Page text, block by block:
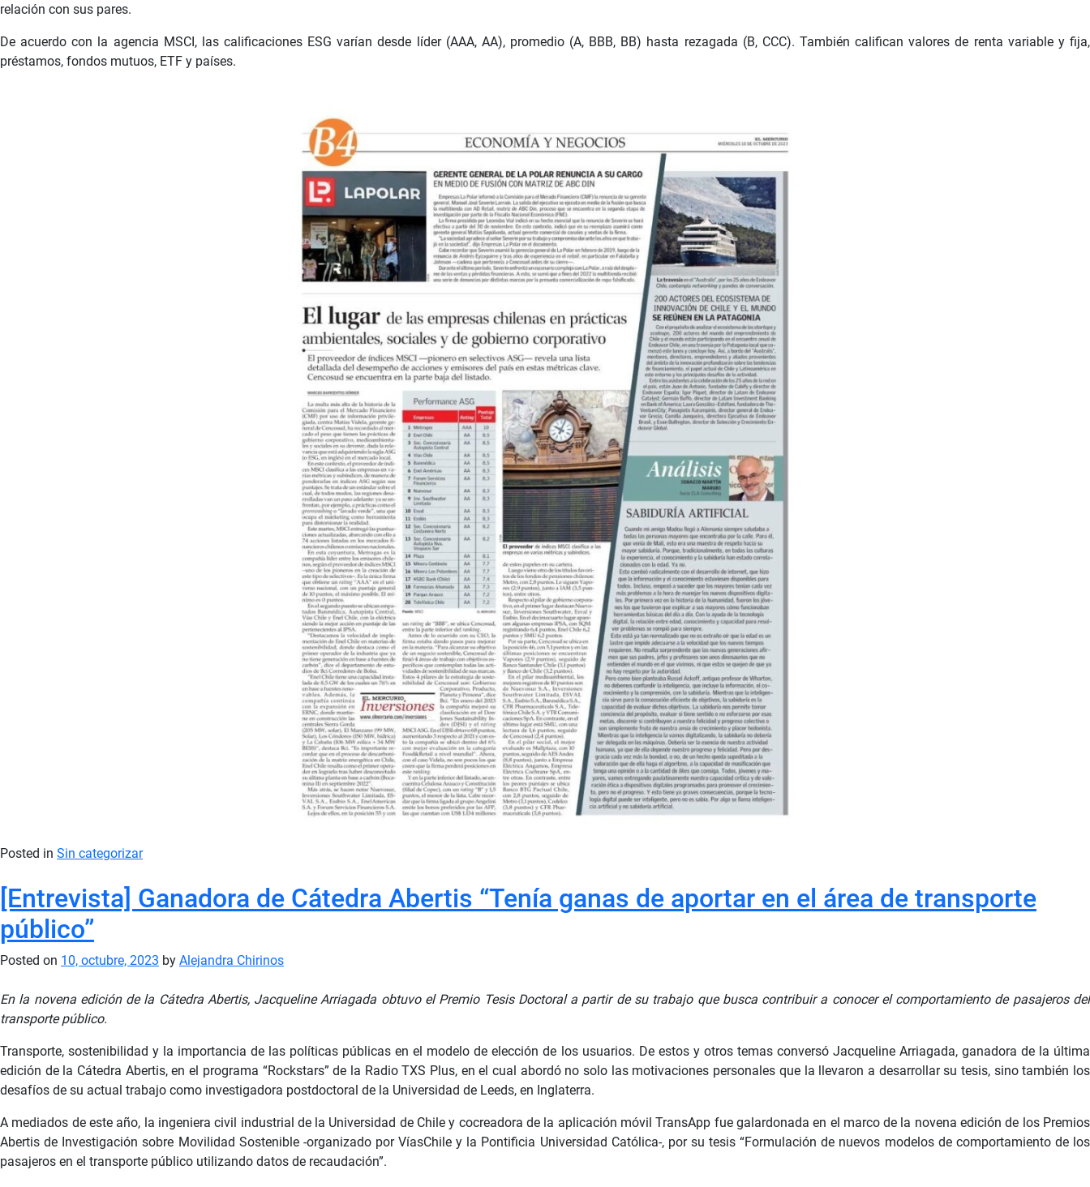
relación con sus pares.
De acuerdo con la agencia MSCI, las calificaciones ESG varían desde líder (AAA, AA), promedio (A, BBB, BB) hasta rezagada (B, CCC). También califican valores de renta variable y fija,
préstamos, fondos mutuos, ETF y países.
Posted in Sin categorizar
[Entrevista] Ganadora de Cátedra Abertis “Tenía ganas de aportar en el área de transporte
público”
Posted on 10, octubre, 2023 by Alejandra Chirinos
En la novena edición de la Cátedra Abertis, Jacqueline Arriagada obtuvo el Premio Tesis Doctoral a partir de su trabajo que busca contribuir a conocer el comportamiento de pasajeros del
transporte público.
Transporte, sostenibilidad y la importancia de las políticas públicas en el modelo de elección de los usuarios. De estos y otros temas conversó Jacqueline Arriagada, ganadora de la última
edición de la Cátedra Abertis, en el programa “Rockstars” de la Radio TXS Plus, en el cual abordó no solo las motivaciones personales que la llevaron a desarrollar su tesis, sino también los
desafíos de su actual trabajo como investigadora postdoctoral de la Universidad de Leeds, en Inglaterra.
A mediados de este año, la ingeniera civil industrial de la Universidad de Chile y cocreadora de la aplicación móvil TransApp fue galardonada en el marco de la novena edición de los Premios
Abertis de Investigación sobre Movilidad Sostenible -organizado por VíasChile y la Pontificia Universidad Católica-, por su tesis “Formulación de nuevos modelos de comportamiento de los
pasajeros en el transporte público utilizando datos de recaudación”.